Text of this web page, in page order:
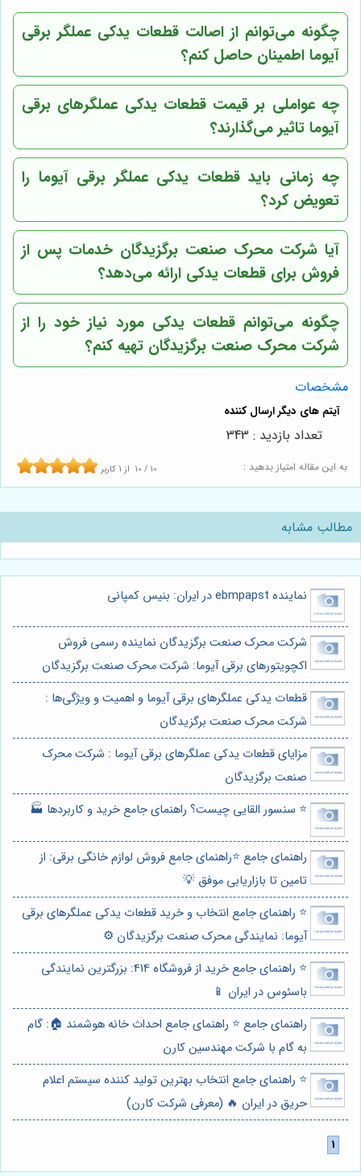
چگونه می‌توانم از اصالت قطعات یدکی عملگر برقی
آیوما اطمینان حاصل کنم؟
چه عواملی بر قیمت قطعات یدکی عملگرهای برقی
آیوما تاثیر می‌گذارند؟
چه زمانی باید قطعات یدکی عملگر برقی آیوما را
تعویض کرد؟
آیا شرکت محرک صنعت برگزیدگان خدمات پس از
فروش برای قطعات یدکی ارائه می‌دهد؟
چگونه می‌توانم قطعات یدکی مورد نیاز خود را از
شرکت محرک صنعت برگزیدگان تهیه کنم؟
مشخصات
به این مقاله امتیاز بدهید : 10 / 10 از 1 کاربر
تعداد بازدید : 343
مطالب مشابه
نماینده ebmpapst در ایران: بنیس کمپانی
شرکت محرک صنعت برگزیدگان نماینده رسمی فروش
اکچویتورهای برقی آیوما: شرکت محرک صنعت برگزیدگان
قطعات یدکی عملگرهای برقی‌ آیوما و اهمیت و ویژگی‌ها :
شرکت محرک صنعت برگزیدگان
مزایای قطعات یدکی عملگرهای برقی آیوما : شرکت محرک
صنعت برگزیدگان
⭐️ سنسور القایی چیست؟ راهنمای جامع خرید و کاربردها 🏭
راهنمای جامع ⭐️راهنمای جامع فروش لوازم خانگی برقی: از
تامین تا بازاریابی موفق 💡
⭐️ راهنمای جامع انتخاب و خرید قطعات یدکی عملگرهای برقی
آیوما: نمایندگی محرک صنعت برگزیدگان ⚙️
⭐️ راهنمای جامع خرید از فروشگاه 414: بزرگترین نمایندگی
باسئوس در ایران 📱
راهنمای جامع ⭐️ راهنمای جامع احداث خانه هوشمند 🏠: گام
به گام با شرکت مهندسین کارن
⭐️ راهنمای جامع انتخاب بهترین تولید کننده سیستم اعلام
حریق در ایران 🔥 (معرفی شرکت کارن)